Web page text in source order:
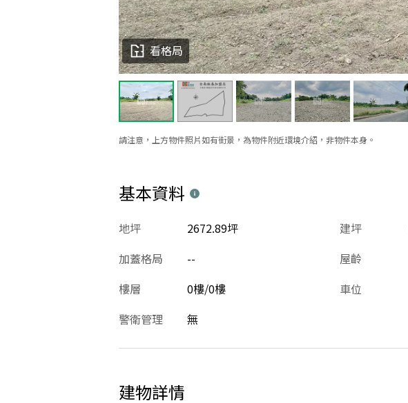
請注意，上方物件照片如有街景，為物件附近環境介紹，非物件本身。
看格局
基本資料
建坪
地坪 2672.89坪
加蓋格局
-- 屋齡
樓層
0樓/0樓 車位
警衛管理
無
建物詳情